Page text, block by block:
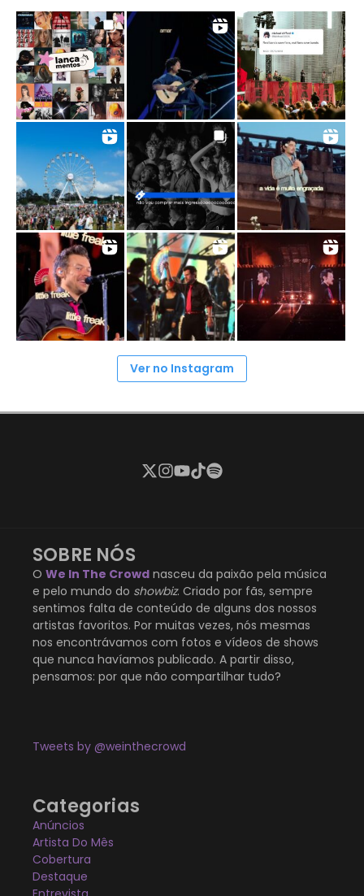
Ver no Instagram
SOBRE NÓS
O We In The Crowd nasceu da paixão pela música
e pelo mundo do showbiz. Criado por fãs, sempre
sentimos falta de conteúdo de alguns dos nossos
artistas favoritos. Por muitas vezes, nós mesmas
nos encontrávamos com fotos e vídeos de shows
que nunca havíamos publicado. A partir disso,
pensamos: por que não compartilhar tudo?
Tweets by @weinthecrowd
Categorias
Anúncios
Artista Do Mês
Cobertura
Destaque